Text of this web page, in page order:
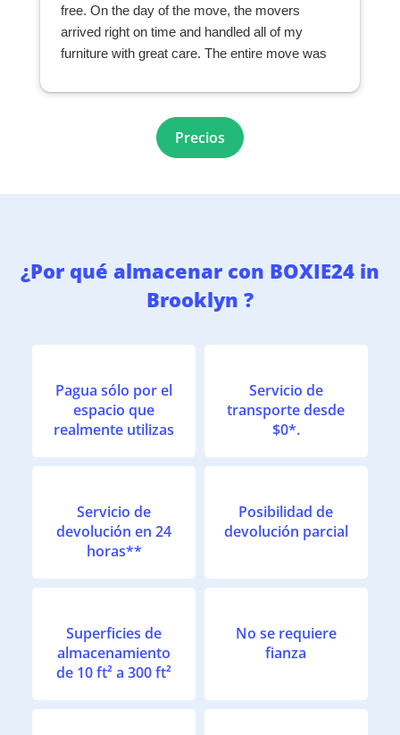
free. On the day of the move, the movers
arrived right on time and handled all of my
furniture with great care. The entire move was
highly recommend them to anyone looking for a
professional and reliable moving company.
Precios
¿Por qué almacenar con BOXIE24 in
Brooklyn ?
Pagua sólo por el
espacio que
realmente utilizas
Servicio de
transporte desde
$0*.
Servicio de
devolución en 24
horas**
Posibilidad de
devolución parcial
Superficies de
almacenamiento
de 10 ft² a 300 ft²
No se requiere
fianza